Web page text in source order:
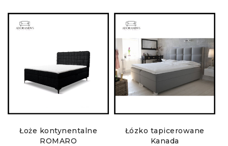
Łoże kontynentalne
ROMARO
Łózko tapicerowane
Kanada